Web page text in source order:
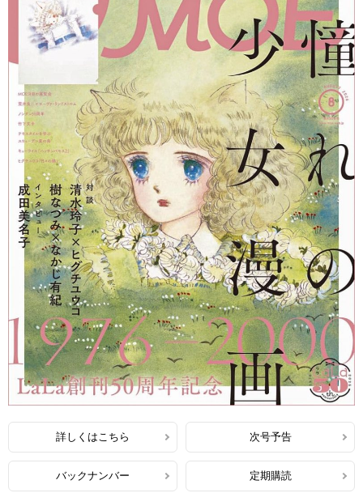
詳しくはこちら 次号予告
バックナンバー 定期購読